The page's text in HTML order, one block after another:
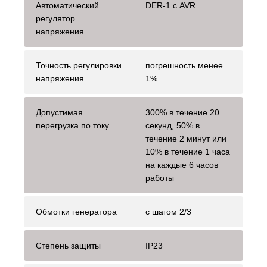
Автоматический
регулятор
напряжения
DER-1 с AVR
Точность регулировки
напряжения
погрешность менее
1%
Допустимая
перегрузка по току
300% в течение 20
секунд, 50% в
течение 2 минут или
10% в течение 1 часа
на каждые 6 часов
работы
Обмотки генератора с шагом 2/3
Степень защиты IP23